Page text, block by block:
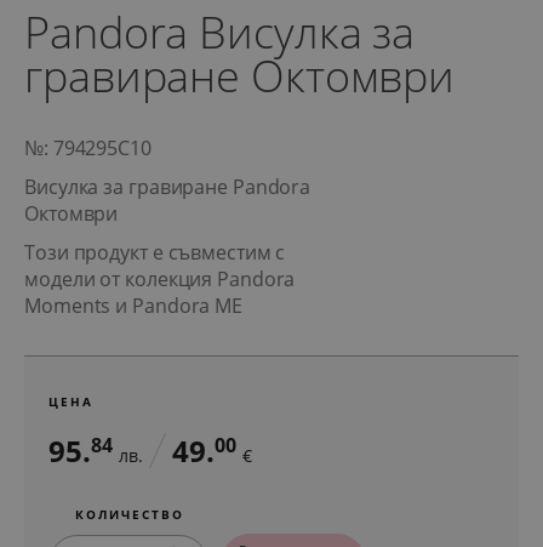
Pandora Висулка за
гравиране Октомври
№: 794295C10
Висулка за гравиране Pandora
Октомври
Този продукт е съвместим с
модели от колекция Pandora
Moments и Pandora ME
ЦЕНА
95.84 лв. 49.00 €
КОЛИЧЕСТВО